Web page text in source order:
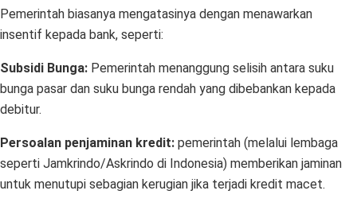
Pemerintah biasanya mengatasinya dengan menawarkan
insentif kepada bank, seperti:
Subsidi Bunga: Pemerintah menanggung selisih antara suku
bunga pasar dan suku bunga rendah yang dibebankan kepada
debitur.
Persoalan penjaminan kredit: pemerintah (melalui lembaga
seperti Jamkrindo/Askrindo di Indonesia) memberikan jaminan
untuk menutupi sebagian kerugian jika terjadi kredit macet.